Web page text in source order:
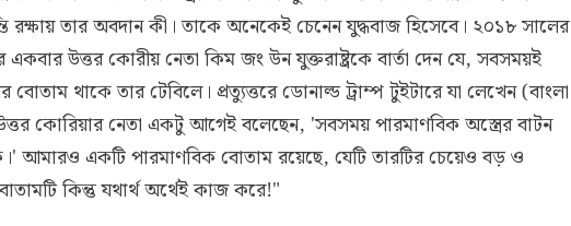
রক্ষায় তার অবদান কী। তাকে অনেকেই চেনেন যুদ্ধবাজ হিসেবে। ২০১৮ সালের
উত্তর কোরীয় নেতা কিম জং উন যুক্তরাষ্ট্রকে বার্তা দেন যে, সবসময়ই
বোতাম থাকে তার টেবিলে। প্রত্যুত্তরে ডোনাল্ড ট্রাম্প টুইটারে যা লেখেন (বাংলা
কোরিয়ার নেতা একটু আগেই বলেছেন, 'সবসময় পারমাণবিক অস্ত্রের বাটন
আমারও একটি পারমাণবিক বোতাম রয়েছে, যেটি তারটির চেয়েও বড় ও
কিন্তু যথার্থ অর্থেই কাজ করে!"